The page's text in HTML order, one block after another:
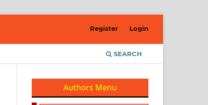
SEARCH
Register Login
Authors Menu